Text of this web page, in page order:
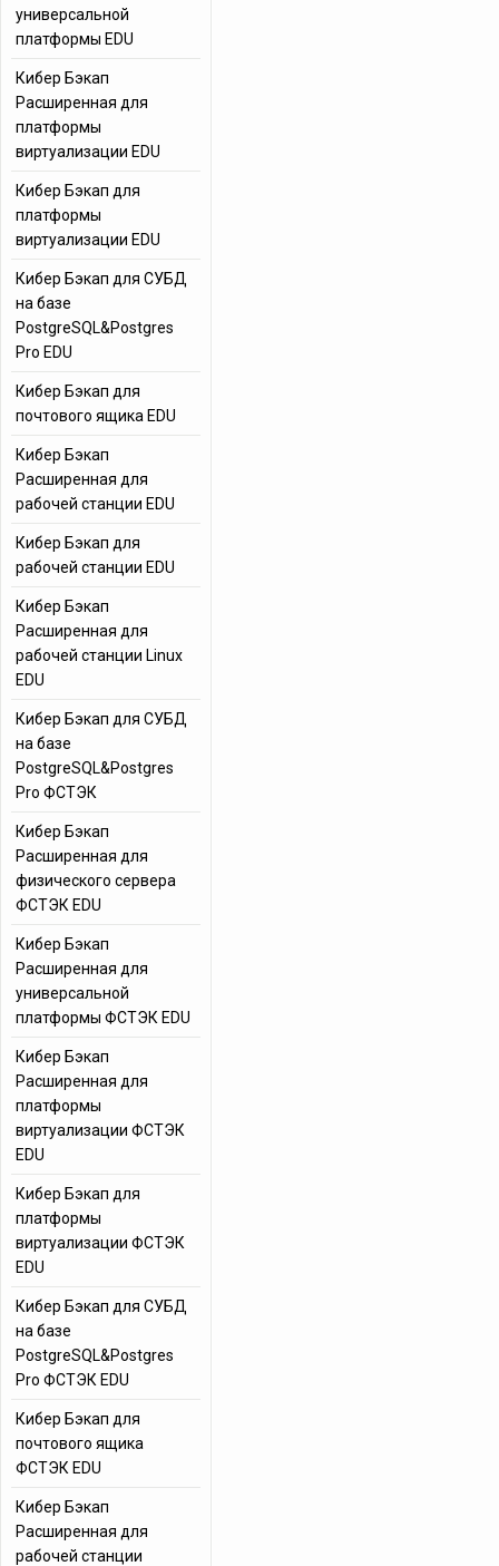
универсальной
платформы EDU
Кибер Бэкап
Расширенная для
платформы
виртуализации EDU
Кибер Бэкап для
платформы
виртуализации EDU
Кибер Бэкап для СУБД
на базе
PostgreSQL&Postgres
Pro EDU
Кибер Бэкап для
почтового ящика EDU
Кибер Бэкап
Расширенная для
рабочей станции EDU
Кибер Бэкап для
рабочей станции EDU
Кибер Бэкап
Расширенная для
рабочей станции Linux
EDU
Кибер Бэкап для СУБД
на базе
PostgreSQL&Postgres
Pro ФСТЭК
Кибер Бэкап
Расширенная для
физического сервера
ФСТЭК EDU
Кибер Бэкап
Расширенная для
универсальной
платформы ФСТЭК EDU
Кибер Бэкап
Расширенная для
платформы
виртуализации ФСТЭК
EDU
Кибер Бэкап для
платформы
виртуализации ФСТЭК
EDU
Кибер Бэкап для СУБД
на базе
PostgreSQL&Postgres
Pro ФСТЭК EDU
Кибер Бэкап для
почтового ящика
ФСТЭК EDU
Кибер Бэкап
Расширенная для
рабочей станции